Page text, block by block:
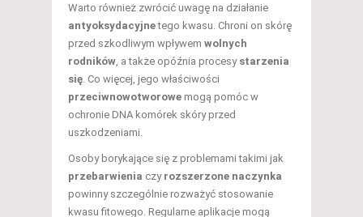
Warto również zwrócić uwagę na działanie
antyoksydacyjnetego kwasu. Chroni on skórę
przed szkodliwym wpływem wolnych
rodników , a także opóźnia procesy starzenia
się . Co więcej, jego właściwości
przeciwnowotworowe mogą pomóc w
ochronie DNA komórek skóry przed
uszkodzeniami.
Osoby borykające się z problemami takimi jak
przebarwienia czy rozszerzone naczynka
powinny szczególnie rozważyć stosowanie
kwasu fitowego. Regularne aplikacje mogą